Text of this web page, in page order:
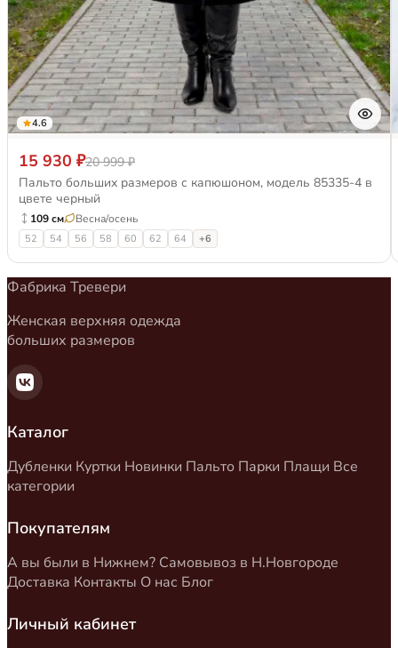
4.6
15 930 ₽20 999 ₽
Пальто больших размеров с капюшоном, модель 85335-4 в
цвете черный
109 см Весна/осень
52 54 56 58 60 62 64 +6
Фабрика Тревери
Женская верхняя одежда
больших размеров
Каталог
Дубленки Куртки Новинки Пальто Парки Плащи Все
категории
Покупателям
А вы были в Нижнем? Самовывоз в Н.Новгороде
Доставка Контакты О нас Блог
Личный кабинет